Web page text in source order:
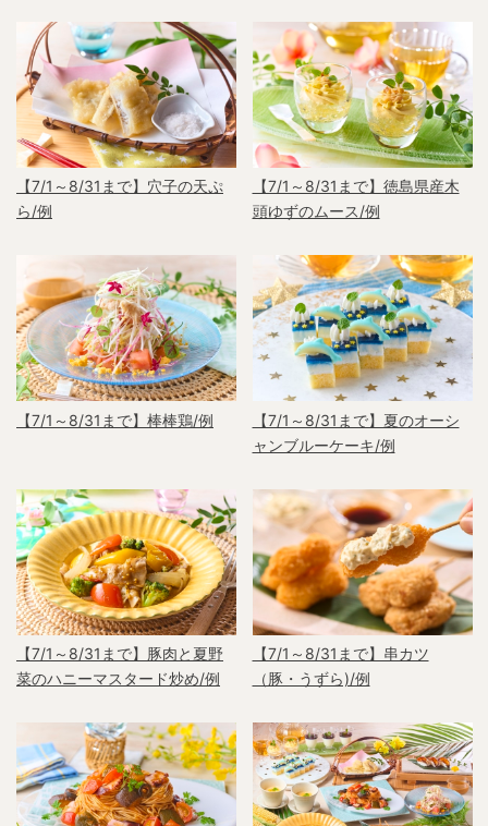
【7/1～8/31まで】穴子の天ぷ
ら/例
【7/1～8/31まで】徳島県産木
頭ゆずのムース/例
【7/1～8/31まで】棒棒鶏/例
【7/1～8/31まで】夏のオーシ
ャンブルーケーキ/例
【7/1～8/31まで】豚肉と夏野
菜のハニーマスタード炒め/例
【7/1～8/31まで】串カツ
（豚・うずら)/例